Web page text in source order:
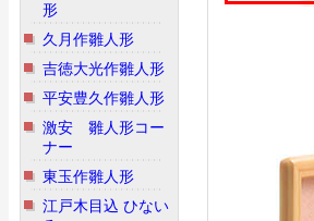
形
久月作雛人形
吉徳大光作雛人形
平安豊久作雛人形
激安 雛人形コー
ナー
東玉作雛人形
江戸木目込 ひない